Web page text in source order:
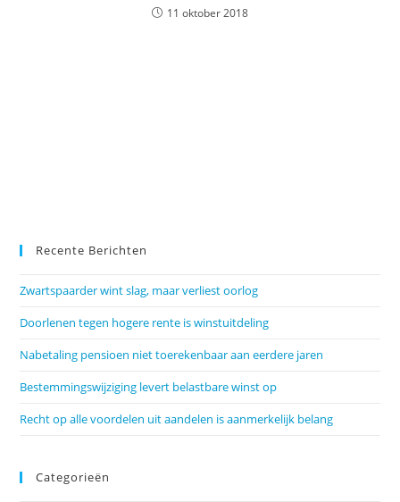
11 oktober 2018
Recente Berichten
Zwartspaarder wint slag, maar verliest oorlog
Doorlenen tegen hogere rente is winstuitdeling
Nabetaling pensioen niet toerekenbaar aan eerdere jaren
Bestemmingswijziging levert belastbare winst op
Recht op alle voordelen uit aandelen is aanmerkelijk belang
Categorieën